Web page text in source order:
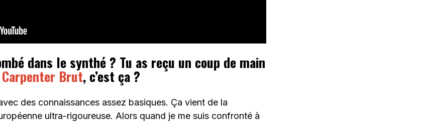
dans le synthé ? Tu as reçu un coup de main
Carpenter Brut, c’est ça ?
des connaissances assez basiques. Ça vient de la
ultra-rigoureuse. Alors quand je me suis confronté à